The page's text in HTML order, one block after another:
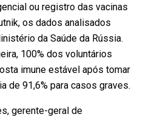
ou registro das vacinas
os dados analisados
da Saúde da Rússia.
100% dos voluntários
imune estável após tomar
de 91,6% para casos graves.
gerente-geral de